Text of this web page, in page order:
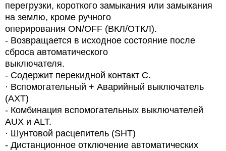
перегрузки, короткого замыкания или замыкания
на землю, кроме ручного
оперирования ON/OFF (ВКЛ/ОТКЛ).
- Возвращается в исходное состояние после
сброса автоматического
выключателя.
- Содержит перекидной контакт С.
· Вспомогательный + Аварийный выключатель
(AXT)
- Комбинация вспомогательных выключателей
AUX и ALT.
· Шунтовой расцепитель (SHT)
- Дистанционное отключение автоматических